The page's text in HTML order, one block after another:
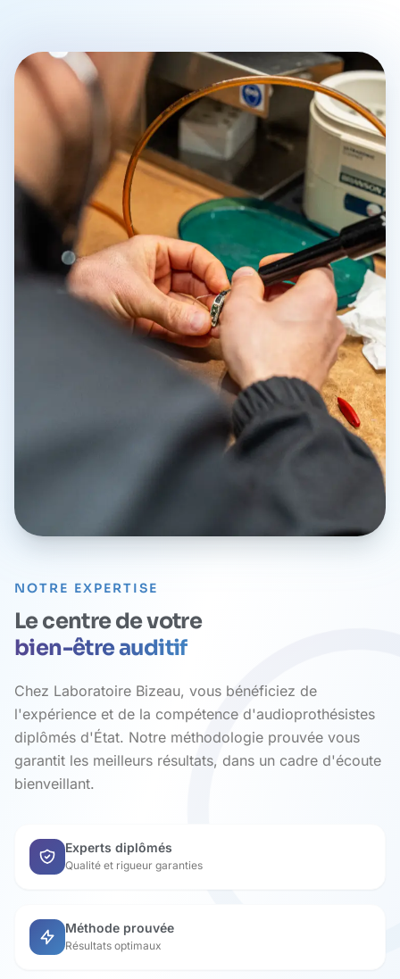
NOTRE EXPERTISE
Le centre de votre
bien-être auditif
Chez Laboratoire Bizeau, vous bénéficiez de
l'expérience et de la compétence d'audioprothésistes
diplômés d'État. Notre méthodologie prouvée vous
garantit les meilleurs résultats, dans un cadre d'écoute
bienveillant.
Experts diplômés
Qualité et rigueur garanties
Méthode prouvée
Résultats optimaux